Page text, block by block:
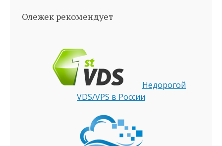
Олежек рекомендует
Недорогой
VDS/VPS в России